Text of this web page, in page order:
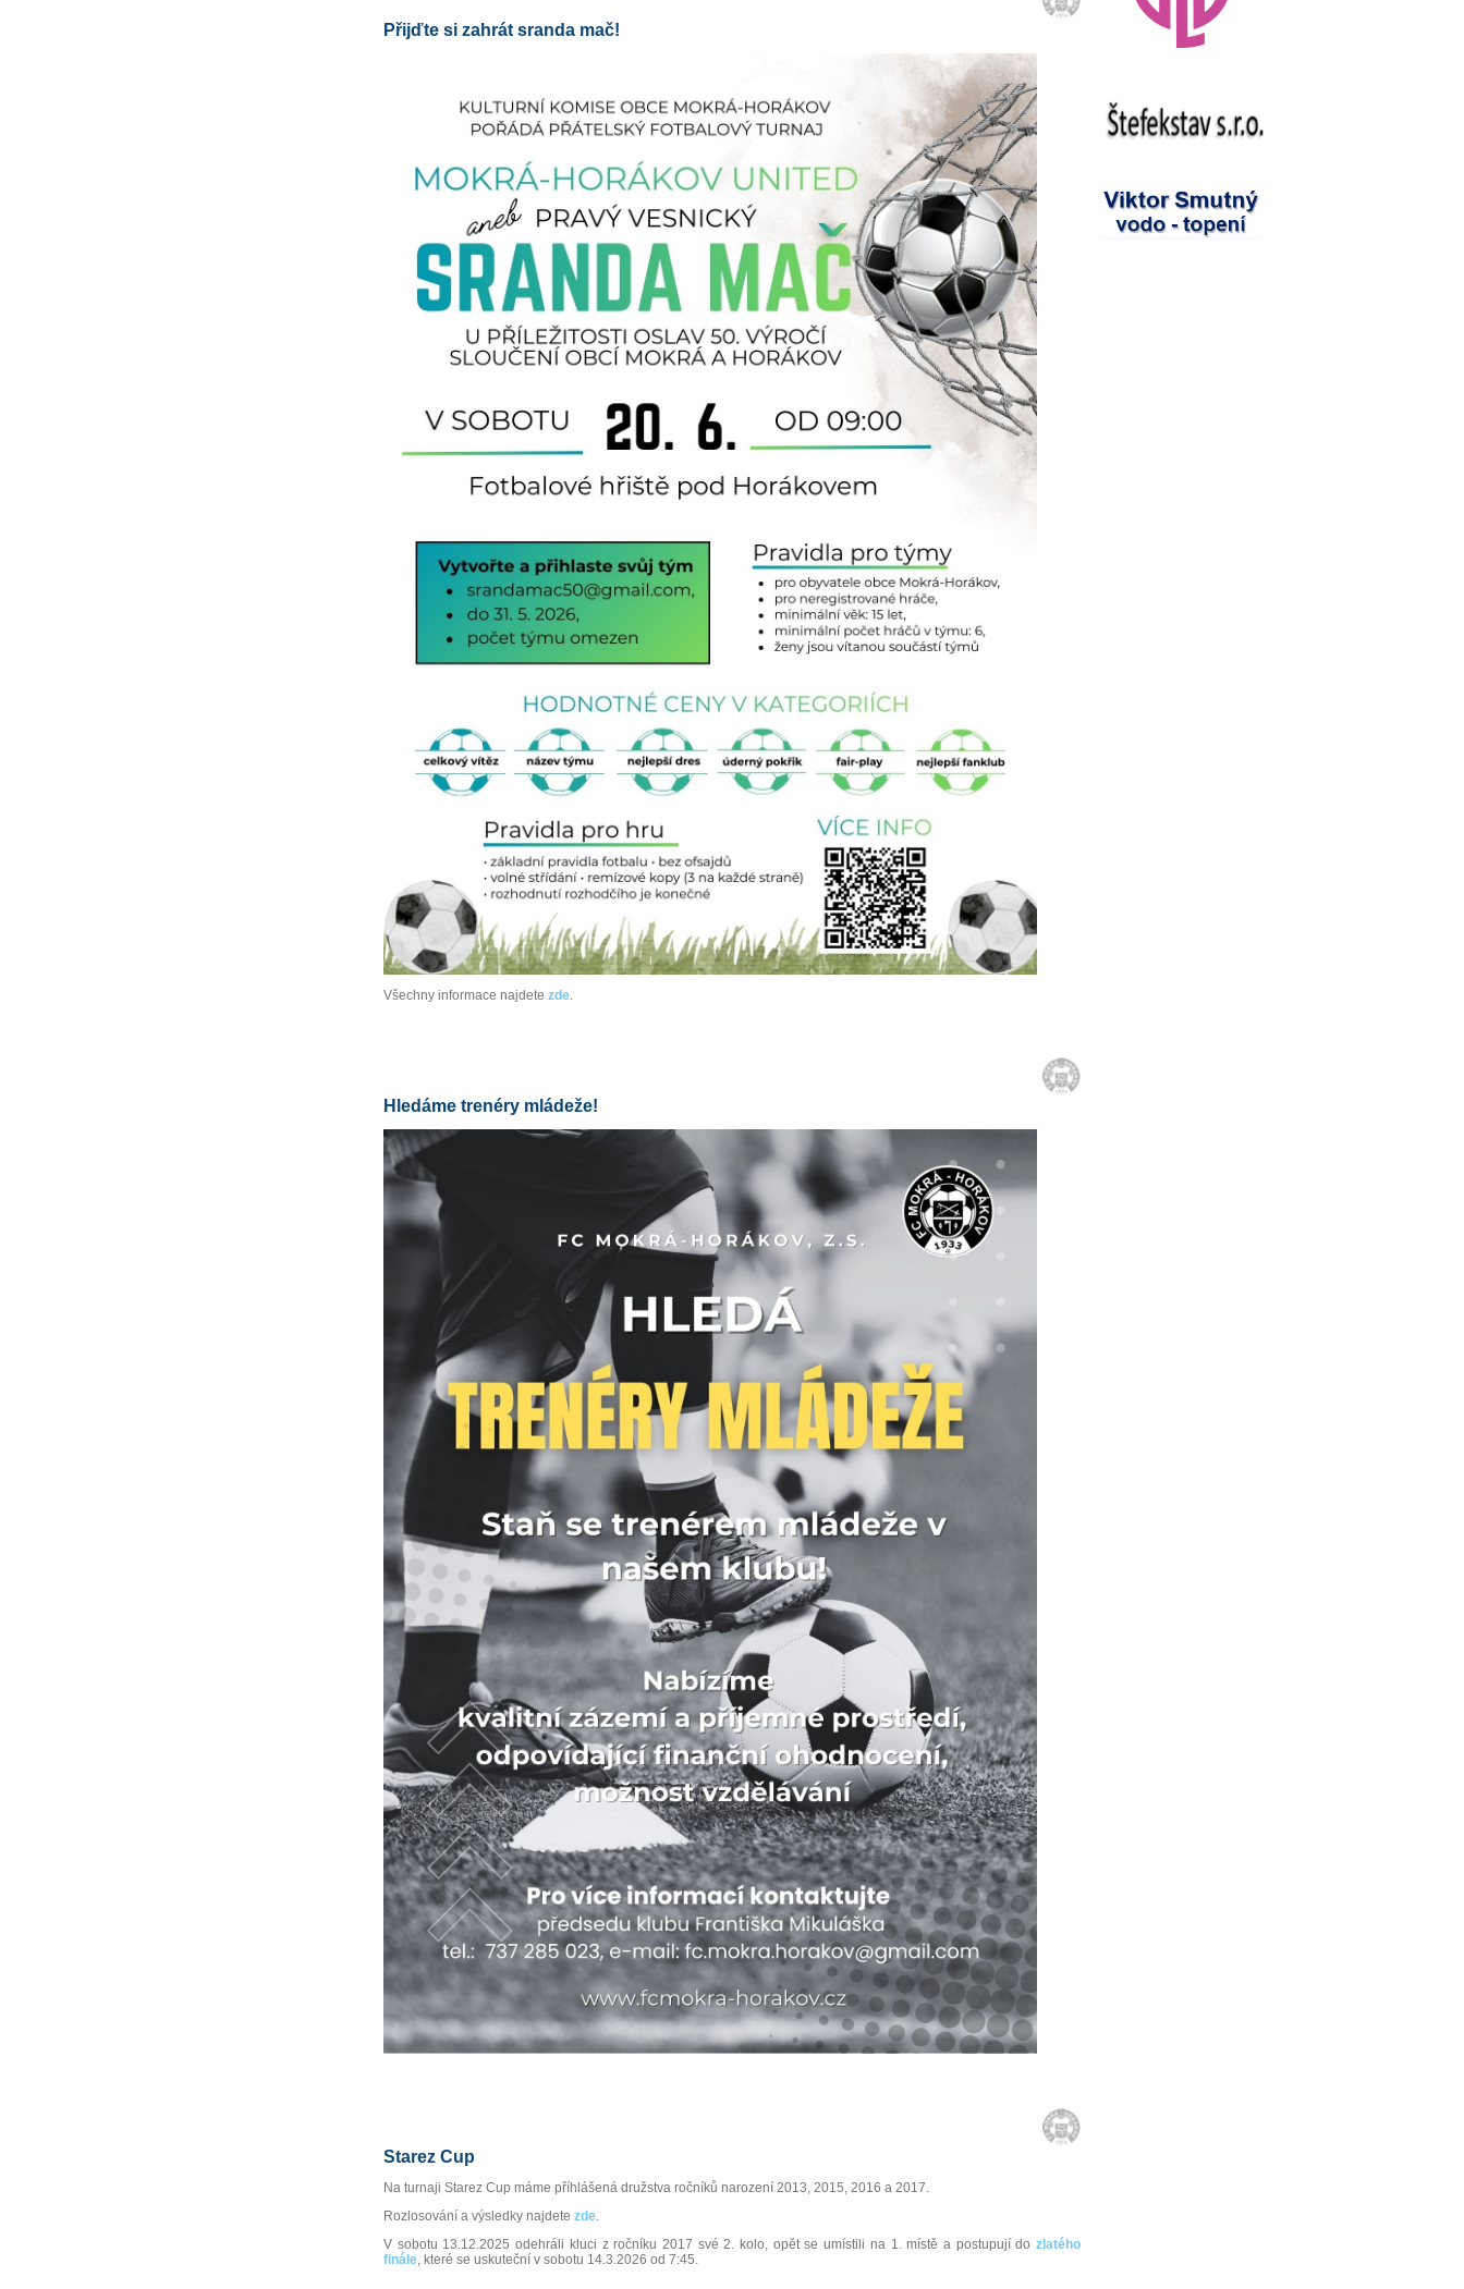
Přijďte si zahrát sranda mač!
Všechny informace najdete zde.
Hledáme trenéry mládeže!
Starez Cup
Na turnaji Starez Cup máme příhlášená družstva ročníků narození 2013, 2015, 2016 a 2017.
Rozlosování a výsledky najdete zde.
V sobotu 13.12.2025 odehráli kluci z ročníku 2017 své 2. kolo, opět se umístili na 1. místě a postupují do zlatého
finále, které se uskuteční v sobotu 14.3.2026 od 7:45.